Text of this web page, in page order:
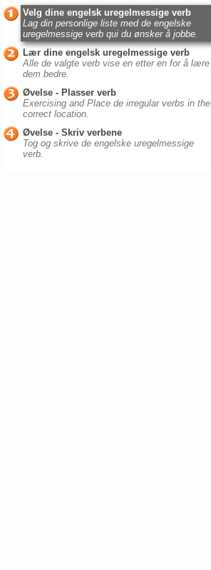
Velg dine engelsk uregelmessige verb
Lag din personlige liste med de engelske
uregelmessige verb qui du ønsker å jobbe.
Lær dine engelsk uregelmessige verb
Alle de valgte verb vise en etter en for å lære
dem bedre.
Øvelse - Plasser verb
Exercising and Place de irregular verbs in the
correct location.
Øvelse - Skriv verbene
Tog og skrive de engelske uregelmessige
verb.